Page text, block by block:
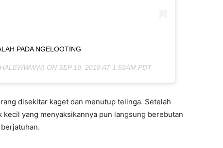
PADA NGELOOTING
ON SEP 19, 2019 AT 1:59AM PDT
disekitar kaget dan menutup telinga. Setelah
kecil yang menyaksikannya pun langsung berebutan